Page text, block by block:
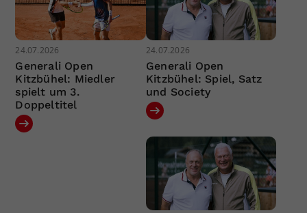
24.07.2026
Generali Open
Kitzbühel: Miedler
spielt um 3.
Doppeltitel
24.07.2026
Generali Open
Kitzbühel: Spiel, Satz
und Society